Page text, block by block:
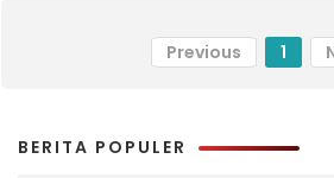
Previous 1
BERITA POPULER